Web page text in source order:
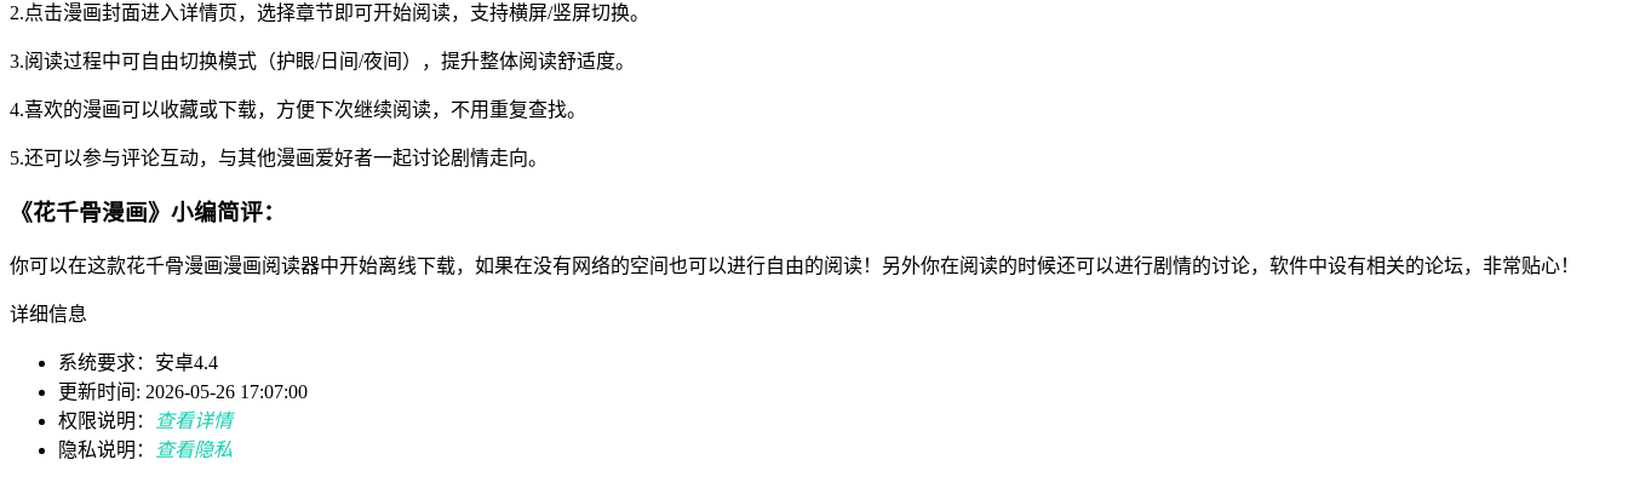
2.点击漫画封面进入详情页，选择章节即可开始阅读，支持横屏/竖屏切换。
3.阅读过程中可自由切换模式（护眼/日间/夜间），提升整体阅读舒适度。
4.喜欢的漫画可以收藏或下载，方便下次继续阅读，不用重复查找。
5.还可以参与评论互动，与其他漫画爱好者一起讨论剧情走向。
《花千骨漫画》小编简评：
你可以在这款花千骨漫画漫画阅读器中开始离线下载，如果在没有网络的空间也可以进行自由的阅读！另外你在阅读的时候还可以进行剧情的讨论，软件中设有相关的论坛，非常贴心！
详细信息
系统要求：安卓4.4
更新时间: 2026-05-26 17:07:00
权限说明：
查看详情
隐私说明：
查看隐私